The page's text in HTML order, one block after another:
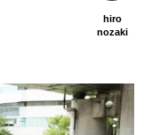
hiro
nozaki